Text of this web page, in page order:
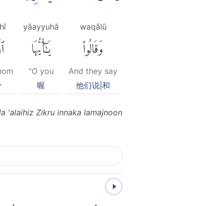
waqālū
وَقَالُوا۟
And they say
他们说|和
yāayyuhā
يَٰٓأَيُّهَا
"O you
喔
'alaihiz Zikru innaka lamajnoon